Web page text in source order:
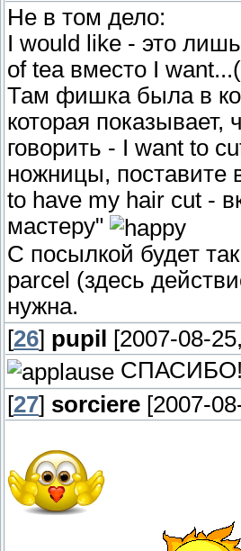
Не в том дело:
I would like - это
of tea вместо I
Там фишка была в
которая
говорить - I want to
ножницы, поставите
to have my hair cut -
мастеру"
С посылкой будет
parcel (здесь
нужна.
[26] pupil
[2007-08-
[27] sorciere [2007-